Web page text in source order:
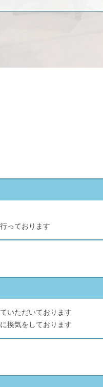
っております
いただいております
換気をしております